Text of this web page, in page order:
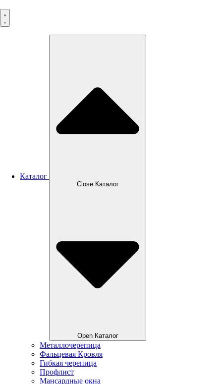
к
содержимому
Каталог
Close Каталог
Open Каталог
Металлочерепица
Фальцевая Кровля
Гибкая черепица
Профлист
Мансардные окна